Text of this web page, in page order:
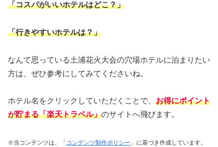
「コスパがいいホテルはどこ？」
「行きやすいホテルは？」
なんて思っている土浦花火大会の穴場ホテルに泊まりたい
方は、ぜひ参考にしてみてくださいね。
ホテル名をクリックしていただくことで、 お得にポイント
が貯まる「楽天トラベル」のサイトへ飛びます。
※当コンテンツは、「 コンテンツ制作ポリシー 」に基づき作成しています。